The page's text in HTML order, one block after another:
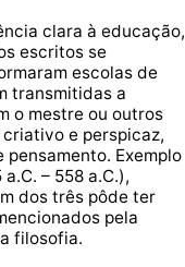
clara à educação,
escritos se
escolas de
transmitidas a
o mestre ou outros
e perspicaz,
Exemplo
– 558 a.C.),
dos três pôde ter
pela
filosofia.